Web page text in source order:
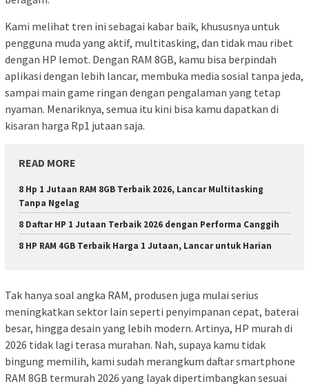
Kami melihat tren ini sebagai kabar baik, khususnya untuk
pengguna muda yang aktif, multitasking, dan tidak mau ribet
dengan HP lemot. Dengan RAM 8GB, kamu bisa berpindah
aplikasi dengan lebih lancar, membuka media sosial tanpa jeda,
sampai main game ringan dengan pengalaman yang tetap
nyaman. Menariknya, semua itu kini bisa kamu dapatkan di
kisaran harga Rp1 jutaan saja.
READ MORE
8 Hp 1 Jutaan RAM 8GB Terbaik 2026, Lancar Multitasking
Tanpa Ngelag
8 Daftar HP 1 Jutaan Terbaik 2026 dengan Performa Canggih
8 HP RAM 4GB Terbaik Harga 1 Jutaan, Lancar untuk Harian
Tak hanya soal angka RAM, produsen juga mulai serius
meningkatkan sektor lain seperti penyimpanan cepat, baterai
besar, hingga desain yang lebih modern. Artinya, HP murah di
2026 tidak lagi terasa murahan. Nah, supaya kamu tidak
bingung memilih, kami sudah merangkum daftar smartphone
RAM 8GB termurah 2026 yang layak dipertimbangkan sesuai